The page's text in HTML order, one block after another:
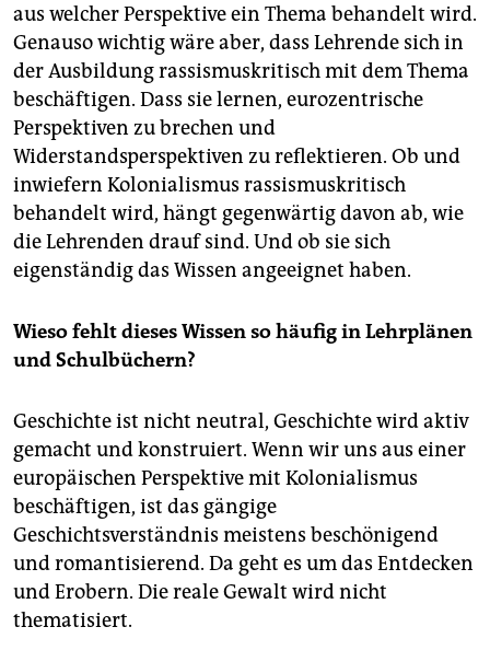
aus welcher Perspektive ein Thema behandelt wird.
Genauso wichtig wäre aber, dass Lehrende sich in
der Ausbildung rassismuskritisch mit dem Thema
beschäftigen. Dass sie lernen, eurozen­trische
Perspektiven zu brechen und
Widerstandsperspektiven zu reflektieren. Ob und
inwiefern Kolonialismus rassismuskritisch
behandelt wird, hängt gegenwärtig davon ab, wie
die Lehrenden drauf sind. Und ob sie sich
eigenständig das Wissen angeeignet haben.
Wieso fehlt dieses Wissen so häufig in Lehrplänen
und Schulbüchern?
Geschichte ist nicht neutral, Geschichte wird aktiv
gemacht und konstruiert. Wenn wir uns aus einer
europäischen Perspektive mit Kolonialismus
beschäftigen, ist das gängige
Geschichtsverständnis meistens beschönigend
und romantisierend. Da geht es um das Entdecken
und Erobern. Die reale Gewalt wird nicht
thematisiert.